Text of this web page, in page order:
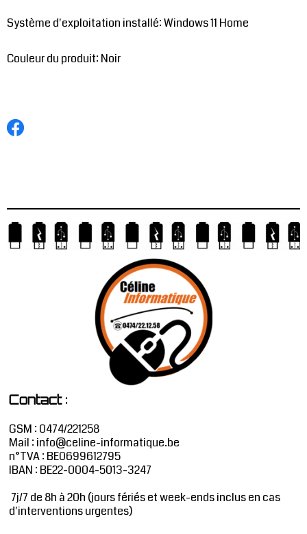
Système d'exploitation installé: Windows 11 Home
Couleur du produit: Noir
Contact :
GSM : 0474/221258
Mail : info@celine-informatique.be
n°TVA : BE0699612795
IBAN : BE22-0004-5013-3247
7j/7 de 8h à 20h (jours fériés et week-ends inclus en cas
d'interventions urgentes)